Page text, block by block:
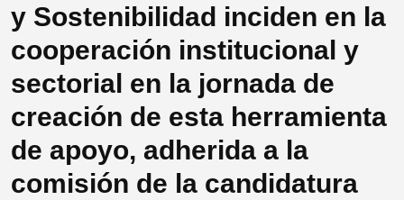
y Sostenibilidad inciden en la
cooperación institucional y
sectorial en la jornada de
creación de esta herramienta
de apoyo, adherida a la
comisión de la candidatura